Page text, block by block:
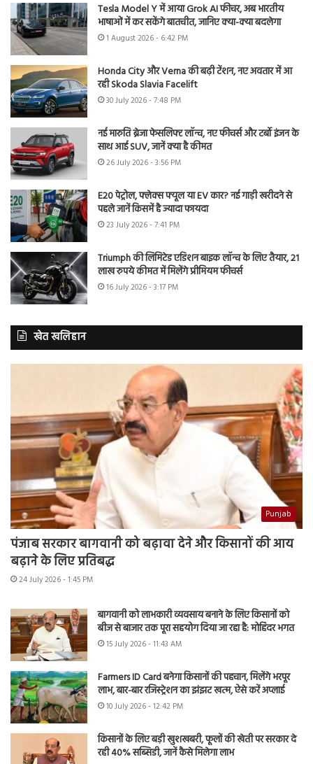
Tesla Model Y में आया Grok AI फीचर, अब भारतीय
भाषाओं में कर सकेंगे बातचीत, जानिए क्या-क्या बदलेगा
1 August 2026 - 6:42 PM
Honda City और Verna की बढ़ी टेंशन, नए अवतार में आ
रही Skoda Slavia Facelift
30 July 2026 - 7:48 PM
नई मारुति ब्रेजा फेसलिफ्ट लॉन्च, नए फीचर्स और टर्बो इंजन के
साथ आई SUV, जानें क्या है कीमत
26 July 2026 - 3:56 PM
E20 पेट्रोल, फ्लेक्स फ्यूल या EV कार? नई गाड़ी खरीदने से
पहले जानें किसमें है ज्यादा फायदा
23 July 2026 - 7:41 PM
Triumph की लिमिटेड एडिशन बाइक लॉन्च के लिए तैयार, 21
लाख रुपये कीमत में मिलेंगे प्रीमियम फीचर्स
16 July 2026 - 3:17 PM
खेत खलिहान
Punjab
पंजाब सरकार बागवानी को बढ़ावा देने और किसानों की आय
बढ़ाने के लिए प्रतिबद्ध
24 July 2026 - 1:45 PM
बागवानी को लाभकारी व्यवसाय बनाने के लिए किसानों को
बीज से बाजार तक पूरा सहयोग दिया जा रहा है: मोहिंदर भगत
15 July 2026 - 11:43 AM
Farmers ID Card बनेगा किसानों की पहचान, मिलेंगे भरपूर
लाभ, बार-बार रजिस्ट्रेशन का झंझट खत्म, ऐसे करें अप्लाई
10 July 2026 - 12:42 PM
किसानों के लिए बड़ी खुशखबरी, फूलों की खेती पर सरकार दे
रही 40% सब्सिडी, जानें कैसे मिलेगा लाभ